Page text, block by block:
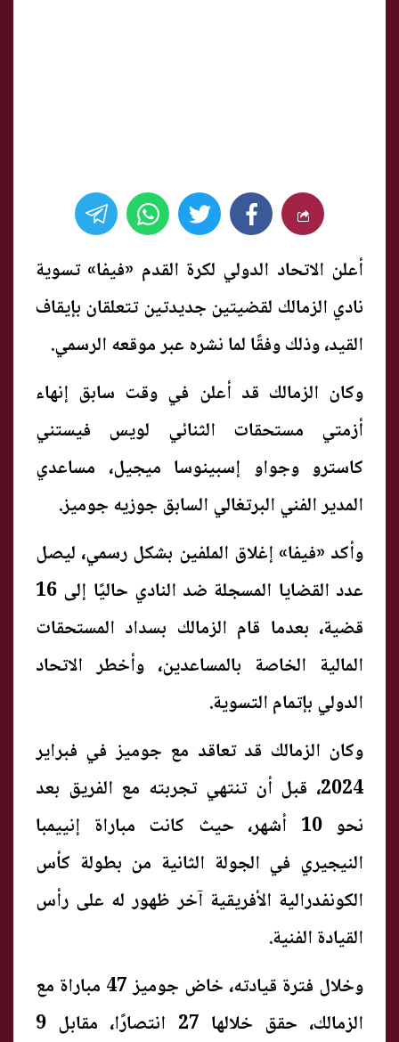
أعلن الاتحاد الدولي لكرة القدم «فيفا» تسوية
نادي الزمالك لقضيتين جديدتين تتعلقان بإيقاف
القيد، وذلك وفقًا لما نشره عبر موقعه الرسمي.
وكان الزمالك قد أعلن في وقت سابق إنهاء
أزمتي مستحقات الثنائي لويس فيستني
كاسترو وجواو إسبينوسا ميجيل، مساعدي
المدير الفني البرتغالي السابق جوزيه جوميز.
وأكد «فيفا» إغلاق الملفين بشكل رسمي، ليصل
عدد القضايا المسجلة ضد النادي حاليًا إلى 16
قضية، بعدما قام الزمالك بسداد المستحقات
المالية الخاصة بالمساعدين، وأخطر الاتحاد
الدولي بإتمام التسوية.
وكان الزمالك قد تعاقد مع جوميز في فبراير
2024، قبل أن تنتهي تجربته مع الفريق بعد
نحو 10 أشهر، حيث كانت مباراة إنييمبا
النيجيري في الجولة الثانية من بطولة كأس
الكونفدرالية الأفريقية آخر ظهور له على رأس
القيادة الفنية.
وخلال فترة قيادته، خاض جوميز 47 مباراة مع
الزمالك، حقق خلالها 27 انتصارًا، مقابل 9